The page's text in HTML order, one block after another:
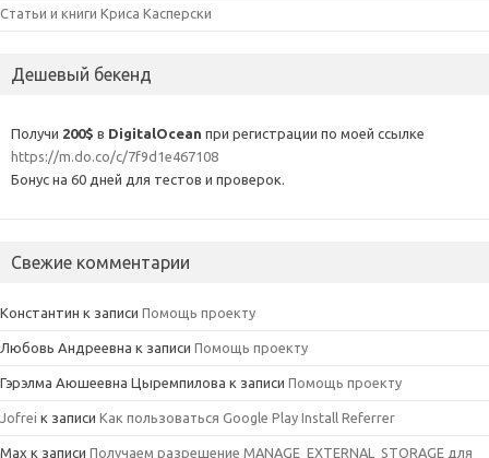
Статьи и книги Криса Касперски
Дешевый бекенд
Получи 200$ в DigitalOcean при регистрации по моей ссылке
https://m.do.co/c/7f9d1e467108
Бонус на 60 дней для тестов и проверок.
Свежие комментарии
Константин к записи Помощь проекту
Любовь Андреевна к записи Помощь проекту
Гэрэлма Аюшеевна Цыремпилова к записи Помощь проекту
Jofrei к записи Как пользоваться Google Play Install Referrer
Max к записи Получаем разрешение MANAGE_EXTERNAL_STORAGE для